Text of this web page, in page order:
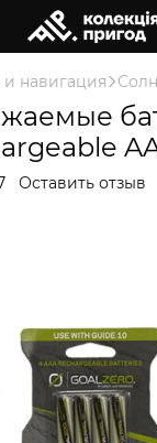
навигация
Оставить отзыв